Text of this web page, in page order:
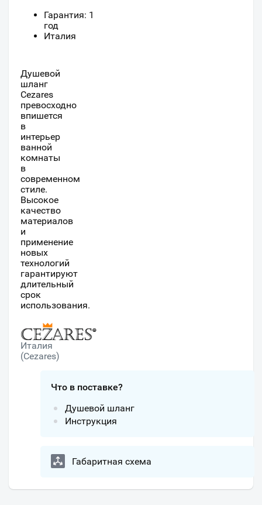
Гарантия: 1
год
Италия
Душевой
шланг
Cezares
превосходно
впишется
в
интерьер
ванной
комнаты
в
современном
стиле.
Высокое
качество
материалов
и
применение
новых
технологий
гарантируют
длительный
срок
использования.
Италия
(Cezares)
Что в поставке?
Душевой шланг
Инструкция
Габаритная схема